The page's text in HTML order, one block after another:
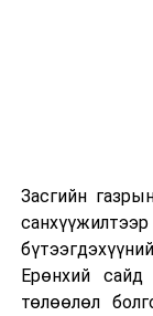
дагуу зохион
мэдээллийг
гэдгийг
Засгийн
Ерөнхий
төлөөлөл